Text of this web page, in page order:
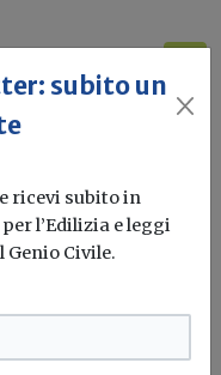
0,7% nel 2026
e
sostenuta dalla
subito un
ricevi subito in
l’Edilizia e leggi
Civile.